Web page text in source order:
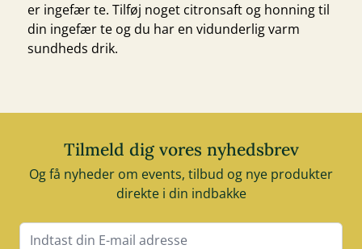
er ingefær te. Tilføj noget citronsaft og honning til
din ingefær te og du har en vidunderlig varm
sundheds drik.
Tilmeld dig vores nyhedsbrev
Og få nyheder om events, tilbud og nye produkter
direkte i din indbakke